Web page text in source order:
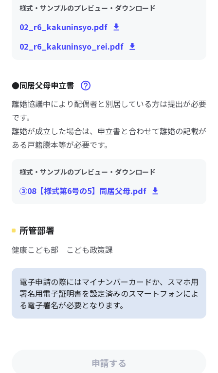
様式・サンプルのプレビュー・ダウンロード
02_r6_kakuninsyo.pdf
02_r6_kakuninsyo_rei.pdf
●同居父母申立書
離婚協議中により配偶者と別居している方は提出が必要
です。
離婚が成立した場合は、申立書と合わせて離婚の記載が
ある戸籍謄本等が必要です。
様式・サンプルのプレビュー・ダウンロード
③08【様式第6号の5】同居父母.pdf
所管部署
健康こども部 こども政策課
電子申請の際にはマイナンバーカードか、スマホ用
署名用電子証明書を設定済みのスマートフォンによ
る電子署名が必要となります。